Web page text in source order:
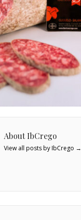
About IbCrego
View all posts by IbCrego →